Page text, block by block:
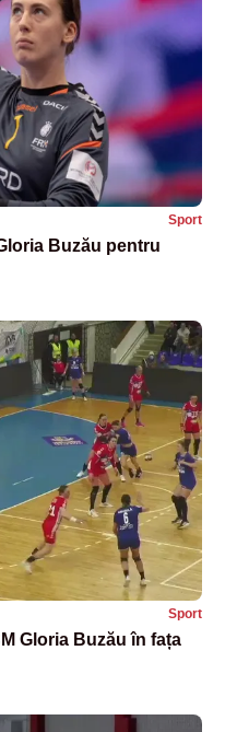
Sport
Buzău pentru
Sport
Gloria Buzău în fața